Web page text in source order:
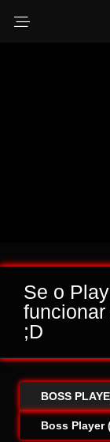
Se o
;D
BOSS
Boss Player